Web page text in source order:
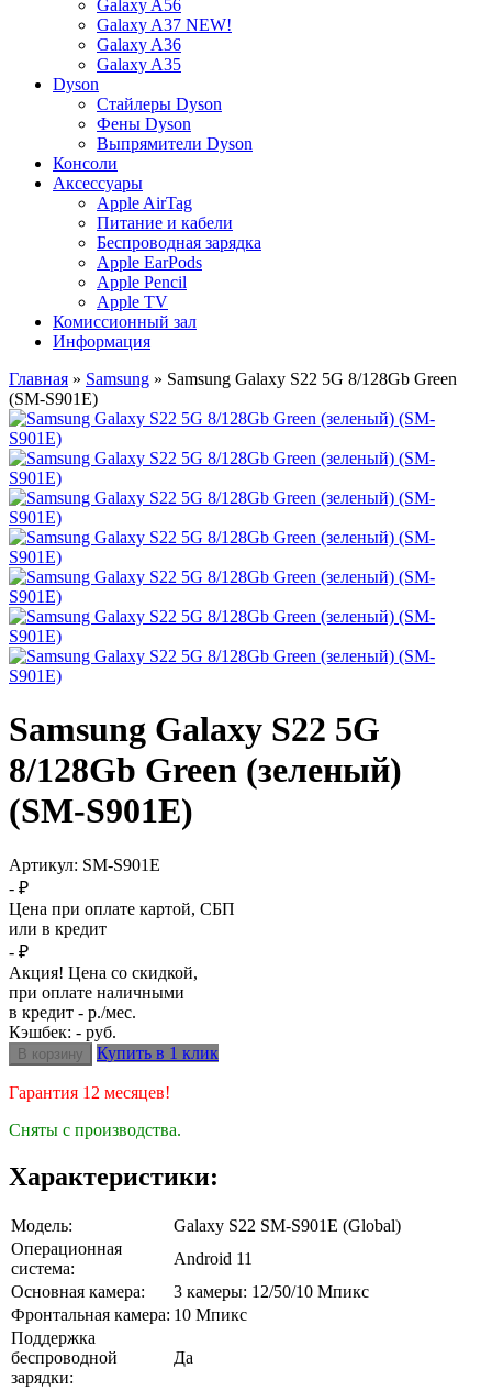
Galaxy A56
Galaxy A37 NEW!
Galaxy A36
Galaxy A35
Dyson
Стайлеры Dyson
Фены Dyson
Выпрямители Dyson
Консоли
Аксессуары
Apple AirTag
Питание и кабели
Беспроводная зарядка
Apple EarPods
Apple Pencil
Apple TV
Комиссионный зал
Информация
Главная » Samsung » Samsung Galaxy S22 5G 8/128Gb Green
(SM-S901E)
Samsung Galaxy S22 5G
8/128Gb Green (зеленый)
(SM-S901E)
Артикул: SM-S901E
- ₽
Цена при оплате картой, СБП
или в кредит
- ₽
Акция! Цена со скидкой,
при оплате наличными
в кредит - р./мес.
Кэшбек: - руб.
Купить в 1 клик
Гарантия 12 месяцев!
Сняты с производства.
Характеристики:
Модель:
Galaxy S22 SM-S901E (Global)
Операционная
система:
Android 11
Основная камера:
3 камеры: 12/50/10 Мпикс
Фронтальная камера: 10 Мпикс
Поддержка
беспроводной
зарядки:
Да